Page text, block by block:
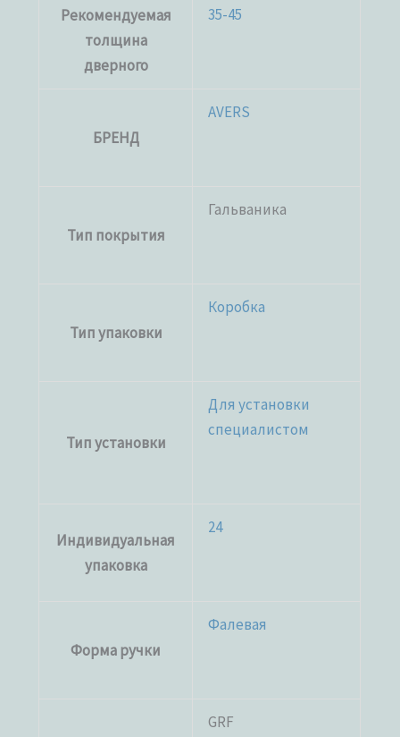
Рекомендуемая
толщина
дверного
35-45
БРЕНД
AVERS
Тип покрытия
Гальваника
Тип упаковки
Коробка
Тип установки
Для установки
специалистом
Индивидуальная
упаковка
24
Форма ручки
Фалевая
GRF